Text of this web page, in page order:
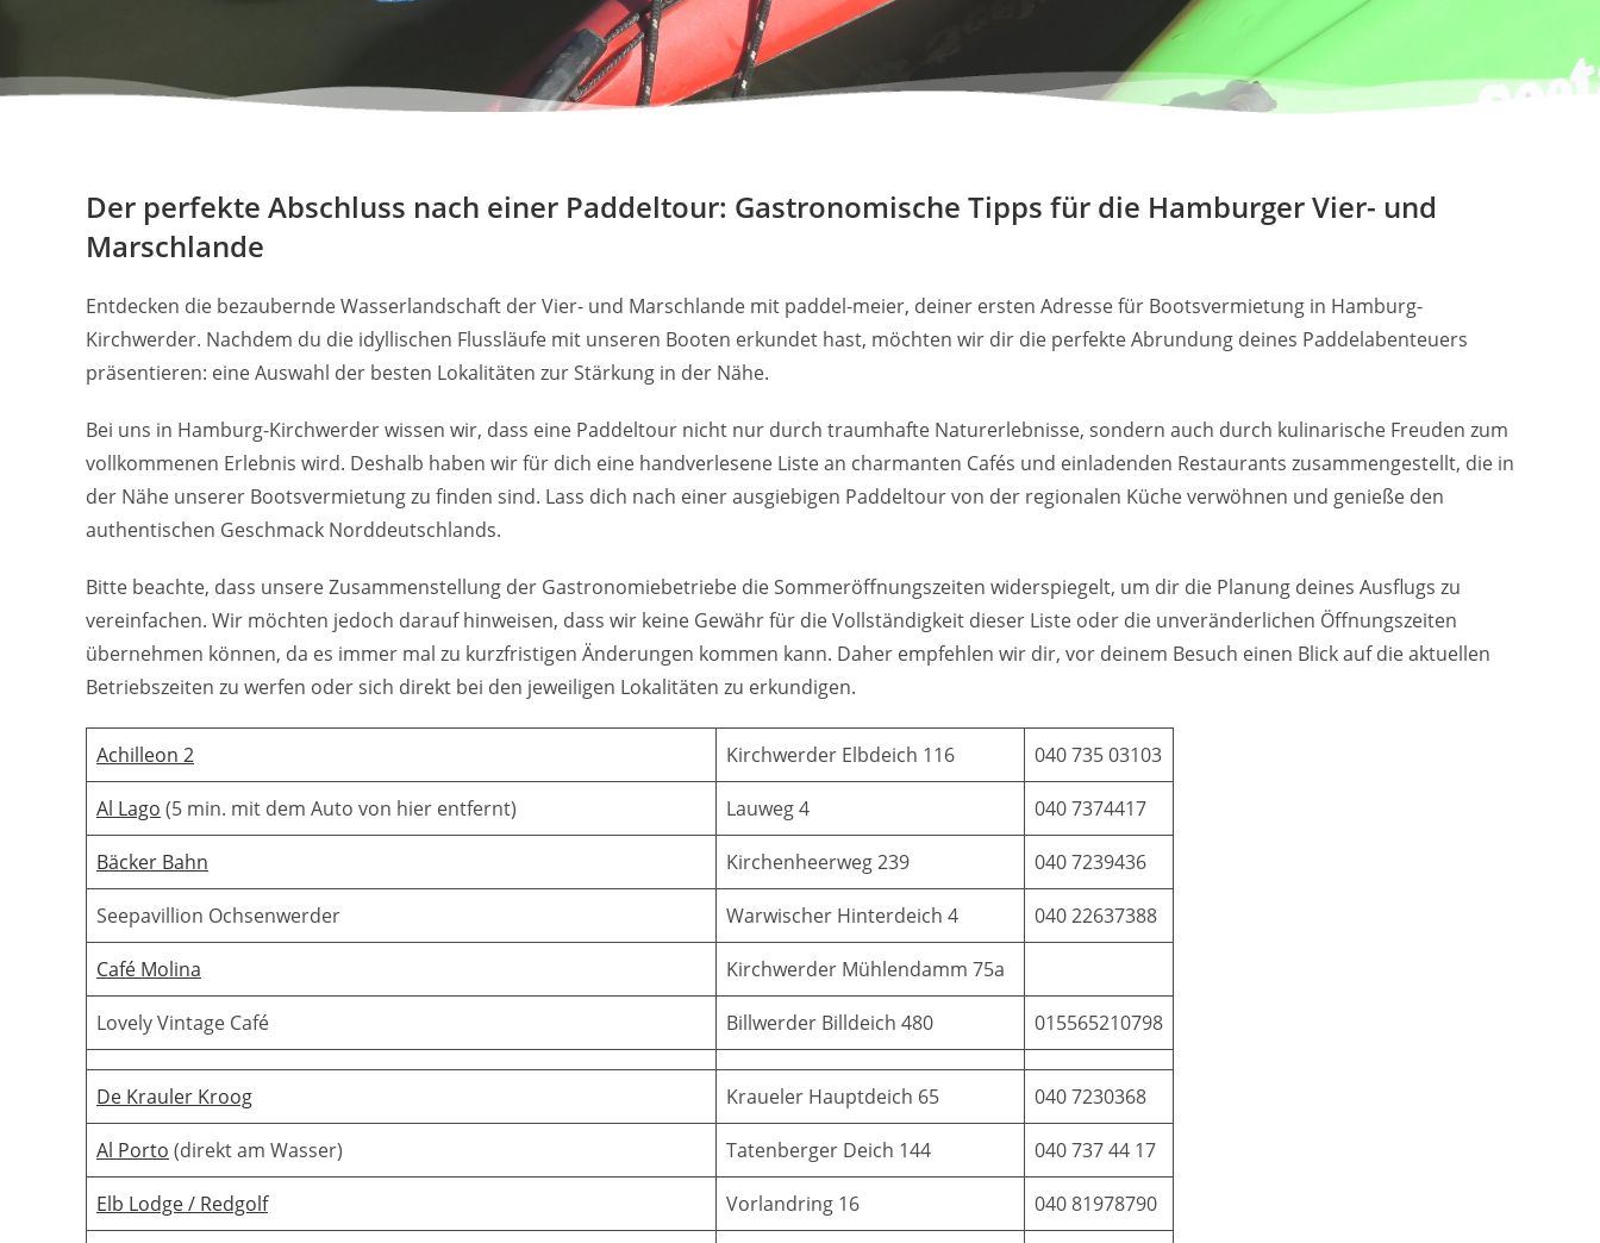
Der perfekte Abschluss nach einer Paddeltour: Gastronomische Tipps für die Hamburger Vier- und
Marschlande
Entdecken die bezaubernde Wasserlandschaft der Vier- und Marschlande mit paddel-meier, deiner ersten Adresse für Bootsvermietung in Hamburg-
Kirchwerder. Nachdem du die idyllischen Flussläufe mit unseren Booten erkundet hast, möchten wir dir die perfekte Abrundung deines Paddelabenteuers
präsentieren: eine Auswahl der besten Lokalitäten zur Stärkung in der Nähe.
Bei uns in Hamburg-Kirchwerder wissen wir, dass eine Paddeltour nicht nur durch traumhafte Naturerlebnisse, sondern auch durch kulinarische Freuden zum
vollkommenen Erlebnis wird. Deshalb haben wir für dich eine handverlesene Liste an charmanten Cafés und einladenden Restaurants zusammengestellt, die in
der Nähe unserer Bootsvermietung zu finden sind. Lass dich nach einer ausgiebigen Paddeltour von der regionalen Küche verwöhnen und genieße den
authentischen Geschmack Norddeutschlands.
Bitte beachte, dass unsere Zusammenstellung der Gastronomiebetriebe die Sommeröffnungszeiten widerspiegelt, um dir die Planung deines Ausflugs zu
vereinfachen. Wir möchten jedoch darauf hinweisen, dass wir keine Gewähr für die Vollständigkeit dieser Liste oder die unveränderlichen Öffnungszeiten
übernehmen können, da es immer mal zu kurzfristigen Änderungen kommen kann. Daher empfehlen wir dir, vor deinem Besuch einen Blick auf die aktuellen
Betriebszeiten zu werfen oder sich direkt bei den jeweiligen Lokalitäten zu erkundigen.
Achilleon 2 Kirchwerder Elbdeich 116 040 735 03103
Al Lago (5 min. mit dem Auto von hier entfernt) Lauweg 4 040 7374417
Bäcker Bahn Kirchenheerweg 239 040 7239436
Seepavillion Ochsenwerder Warwischer Hinterdeich 4 040 22637388
Café Molina Kirchwerder Mühlendamm 75a
Lovely Vintage Café Billwerder Billdeich 480 015565210798
De Krauler Kroog Kraueler Hauptdeich 65 040 7230368
Al Porto (direkt am Wasser) Tatenberger Deich 144 040 737 44 17
Elb Lodge / Redgolf Vorlandring 16 040 81978790